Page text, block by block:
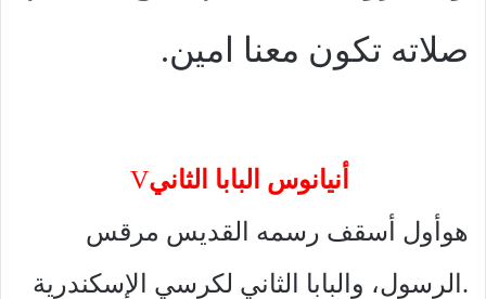
صلاته تكون معنا امين.
Vأنيانوس البابا الثاني
هو أول أسقف رسمه القديس مرقس
الرسول، والبابا الثاني لكرسي الإسكندرية.